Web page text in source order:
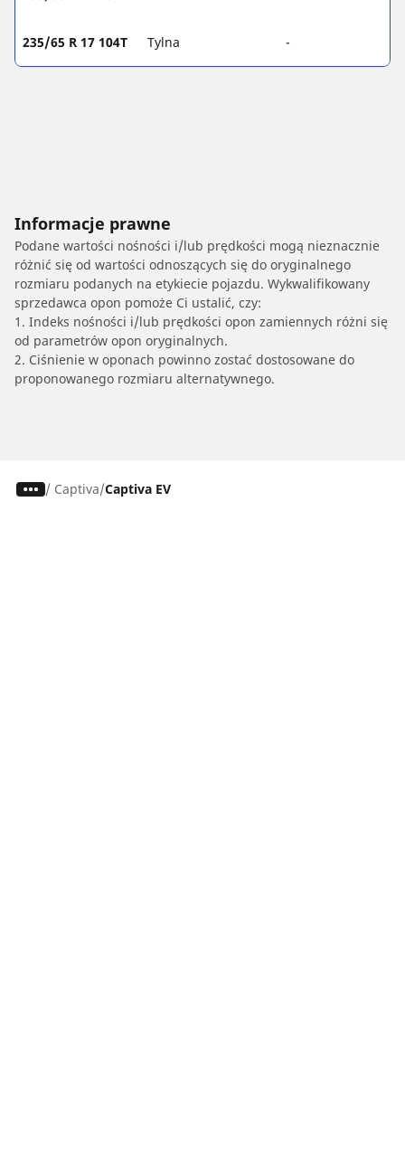
235/65 R 17 104T Tylna -
Informacje prawne
Podane wartości nośności i/lub prędkości mogą nieznacznie
różnić się od wartości odnoszących się do oryginalnego
rozmiaru podanych na etykiecie pojazdu. Wykwalifikowany
sprzedawca opon pomoże Ci ustalić, czy:
1. Indeks nośności i/lub prędkości opon zamiennych różni się
od parametrów opon oryginalnych.
2. Ciśnienie w oponach powinno zostać dostosowane do
proponowanego rozmiaru alternatywnego.
/ Captiva Captiva EV